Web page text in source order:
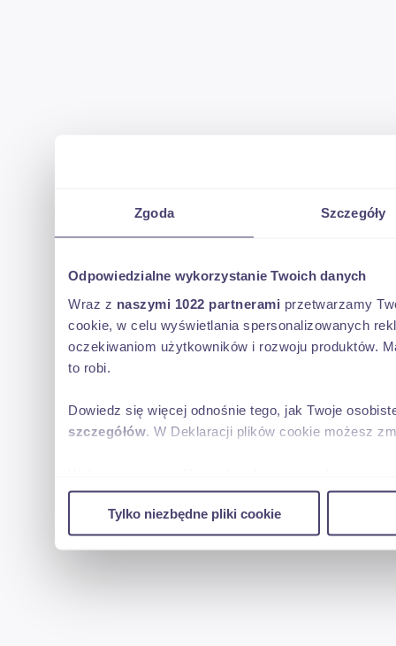
Zgoda Szczegóły
Odpowiedzialne wykorzystanie Twoich danych
Wraz z naszymi 1022 partnerami przetwarzamy
cookie, w celu wyświetlania spersonalizowanych
oczekiwaniom użytkowników i rozwoju produktów.
to robi.
Dowiedz się więcej odnośnie tego, jak Twoje
szczegółów . W Deklaracji plików cookie możesz
w naszej witrynie. Informacje o tym, jak korzystasz
reklamowym i analitycznym. Partnerzy mogą
uzyskanymi podczas korzystania z ich usług.
Tylko niezbędne pliki cookie